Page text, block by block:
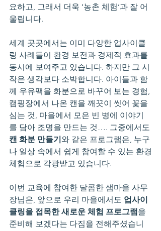
요하고, 그래서 더욱 ‘농촌 체험’과 잘 어
울립니다.
세계 곳곳에서는 이미 다양한 업사이클
링 사례들이 환경 보전과 경제적 효과를
동시에 보여주고 있습니다. 하지만 그 시
작은 생각보다 소박합니다. 아이들과 함
께 우유팩을 화분으로 바꾸어 보는 경험,
캠핑장에서 나온 캔을 깨끗이 씻어 꽃을
심는 것, 마을에서 모은 빈 병에 이야기
를 담아 조명을 만드는 것…. 그중에서도
캔 화분 만들기와 같은 프로그램은, 누구
나 일상 속에서 쉽게 참여할 수 있는 환경
체험으로 각광받고 있습니다.
이번 교육에 참여한 달콤한 샘마을 사무
장님은, 앞으로 우리 마을에서도 업사이
클링을 접목한 새로운 체험 프로그램을
준비해 보겠다는 다짐을 전해주셨습니